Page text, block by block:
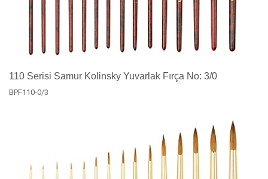
110 Serisi Samur Kolinsky Yuvarlak Fırça No: 3/0
BPF110-0/3